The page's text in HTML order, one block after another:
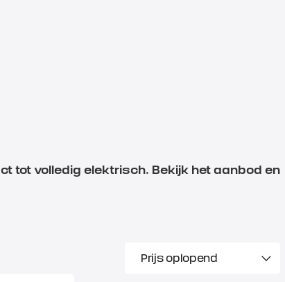
tot volledig elektrisch. Bekijk het aanbod en